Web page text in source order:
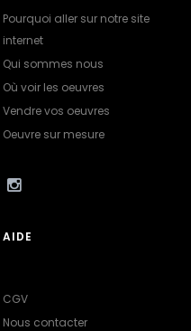
Pourquoi aller sur notre site
internet
Qui sommes nous
Où voir les oeuvres
Vendre vos oeuvres
Oeuvre sur mesure
AIDE
CGV
Nous contacter